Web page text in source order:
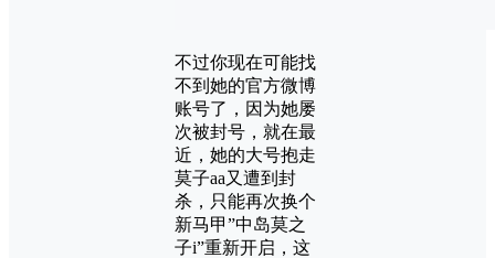
不过你现在可能找
不到她的官方微博
账号了，因为她屡
次被封号，就在最
近，她的大号抱走
莫子aa又遭到封
杀，只能再次换个
新马甲”中岛莫之
子i”重新开启，这